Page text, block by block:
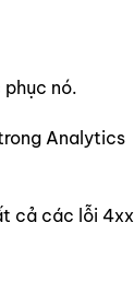
nó.
Analytics
cả các lỗi 4xx